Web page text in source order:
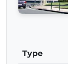
Type